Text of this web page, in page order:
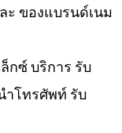
ะ ของแบรนด์เนม
กซ์ บริการ รับ
ำโทรศัพท์ รับ